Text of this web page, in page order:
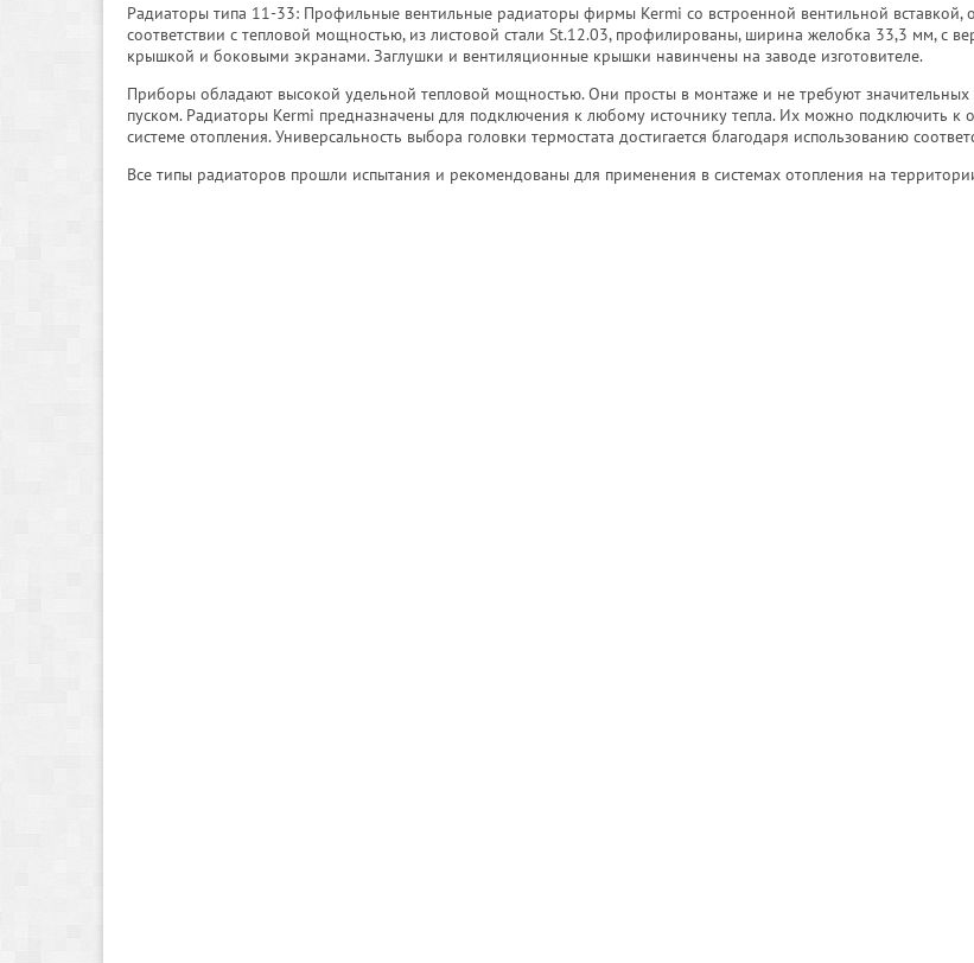
Радиаторы типа 11-33: Профильные вентильные радиаторы фирмы Kermi со встроенной вентильной вставкой,
соответствии с тепловой мощностью, из листовой стали St.12.03, профилированы, ширина желобка 33,3 мм, с
крышкой и боковыми экранами. Заглушки и вентиляционные крышки навинчены на заводе изготовителе.
Приборы обладают высокой удельной тепловой мощностью. Они просты в монтаже и не требуют значительных
пуском. Радиаторы Kermi предназначены для подключения к любому источнику тепла. Их можно подключить к
системе отопления. Универсальность выбора головки термостата достигается благодаря использованию
Все типы радиаторов прошли испытания и рекомендованы для применения в системах отопления на